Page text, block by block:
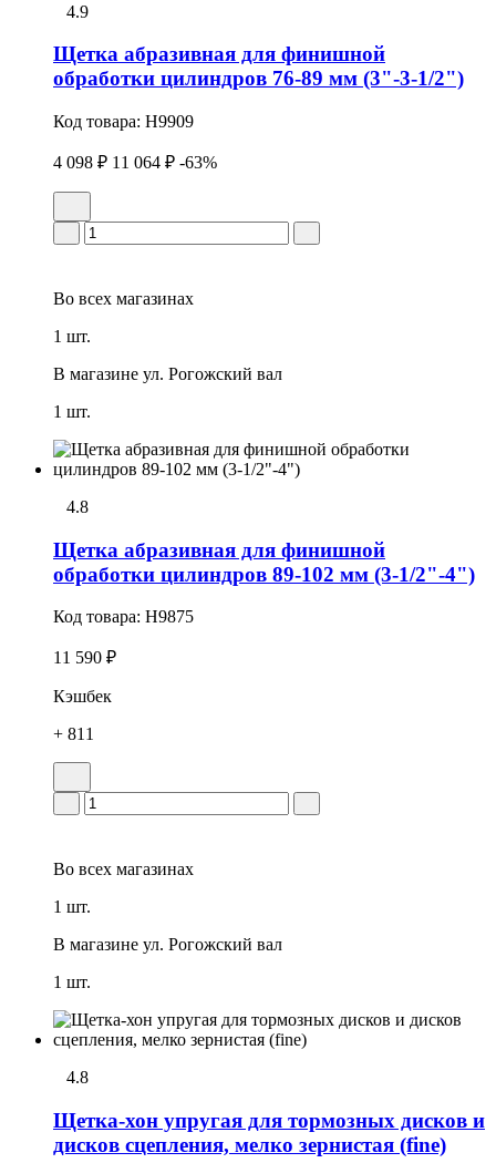
4.9
Щетка абразивная для финишной
обработки цилиндров 76-89 мм (3"-3-1/2")
Код товара: H9909
4 098 ₽ 11 064 ₽ -63%
Во всех магазинах
1 шт.
В магазине ул. Рогожский вал
1 шт.
4.8
Щетка абразивная для финишной
обработки цилиндров 89-102 мм (3-1/2"-4")
Код товара: H9875
11 590 ₽
Кэшбек
+ 811
Во всех магазинах
1 шт.
В магазине ул. Рогожский вал
1 шт.
4.8
Щетка-хон упругая для тормозных дисков и
дисков сцепления, мелко зернистая (fine)